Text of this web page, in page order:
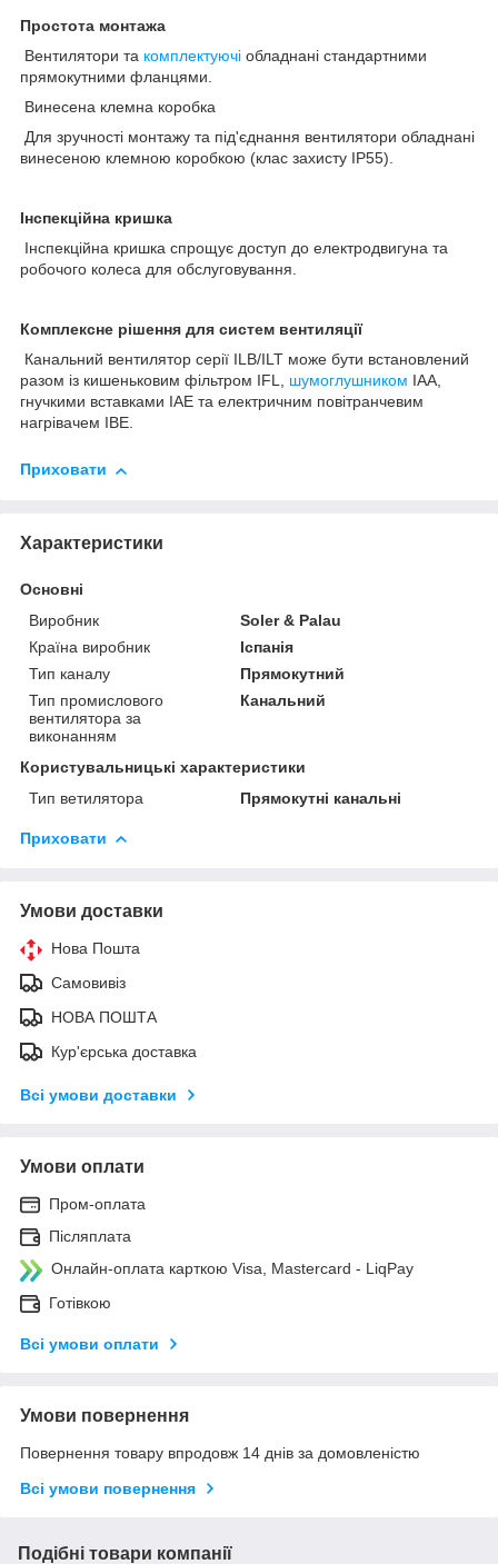
Простота монтажа
Вентилятори та комплектуючі обладнані стандартними
прямокутними фланцями.
Винесена клемна коробка
Для зручності монтажу та під'єднання вентилятори обладнані
винесеною клемною коробкою (клас захисту IP55).
Інспекційна кришка
Інспекційна кришка спрощує доступ до електродвигуна та
робочого колеса для обслуговування.
Комплексне рішення для систем вентиляції
Канальний вентилятор серії ILB/ILT може бути встановлений
разом із кишеньковим фільтром IFL, шумоглушником IAA,
гнучкими вставками IAE та електричним повітранчевим
нагрівачем IBE.
Приховати
Характеристики
Основні
Виробник
Soler & Palau
Країна виробник
Іспанія
Тип каналу
Прямокутний
Тип промислового
вентилятора за
виконанням
Канальний
Користувальницькі характеристики
Тип ветилятора
Прямокутні канальні
Приховати
Умови доставки
Нова Пошта
Самовивіз
НОВА ПОШТА
Кур'єрська доставка
Всі умови доставки
Умови оплати
Пром-оплата
Післяплата
Онлайн-оплата карткою Visa, Mastercard - LiqPay
Готівкою
Всі умови оплати
Умови повернення
Повернення товару впродовж 14 днів за домовленістю
Всі умови повернення
Подібні товари компанії